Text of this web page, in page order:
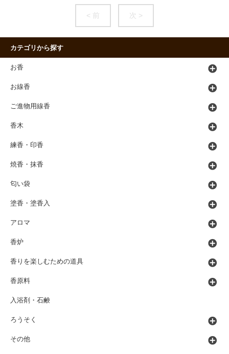
< 前 次 >
カテゴリから探す
お香
お線香
ご進物用線香
香木
練香・印香
焼香・抹香
匂い袋
塗香・塗香入
アロマ
香炉
香りを楽しむための道具
香原料
入浴剤・石鹸
ろうそく
その他